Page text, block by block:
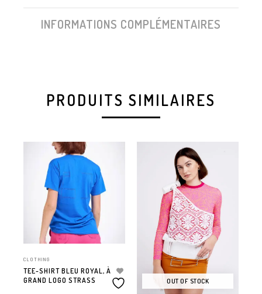
INFORMATIONS COMPLÉMENTAIRES
PRODUITS SIMILAIRES
CLOTHING
TEE-SHIRT BLEU ROYAL, À
GRAND LOGO STRASS
OUT OF STOCK